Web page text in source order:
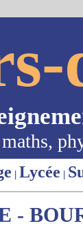
maths,
| Lycée |
-